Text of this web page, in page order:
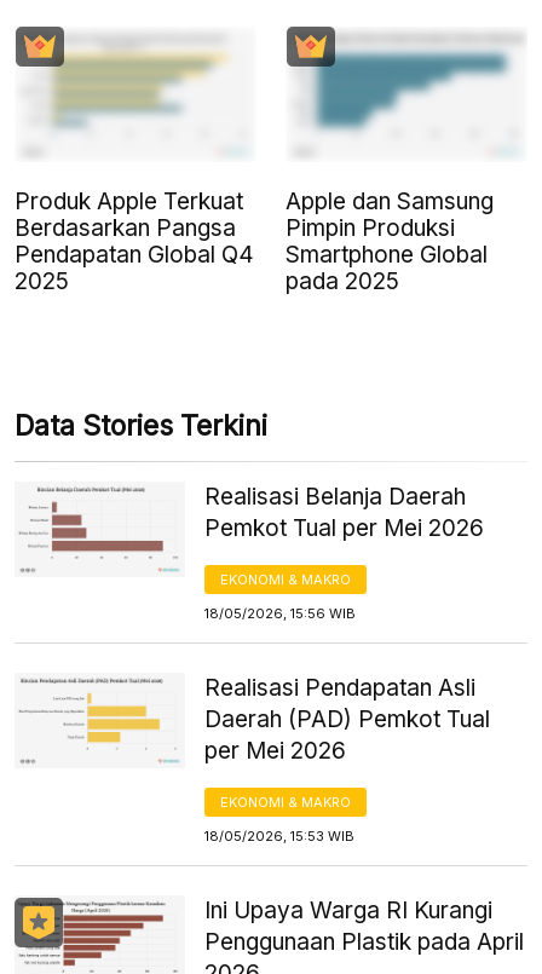
Produk Apple Terkuat
Berdasarkan Pangsa
Pendapatan Global Q4
2025
Apple dan Samsung
Pimpin Produksi
Smartphone Global
pada 2025
Data Stories Terkini
Realisasi Belanja Daerah
Pemkot Tual per Mei 2026
EKONOMI & MAKRO
18/05/2026, 15:56 WIB
Realisasi Pendapatan Asli
Daerah (PAD) Pemkot Tual
per Mei 2026
EKONOMI & MAKRO
18/05/2026, 15:53 WIB
Ini Upaya Warga RI Kurangi
Penggunaan Plastik pada April